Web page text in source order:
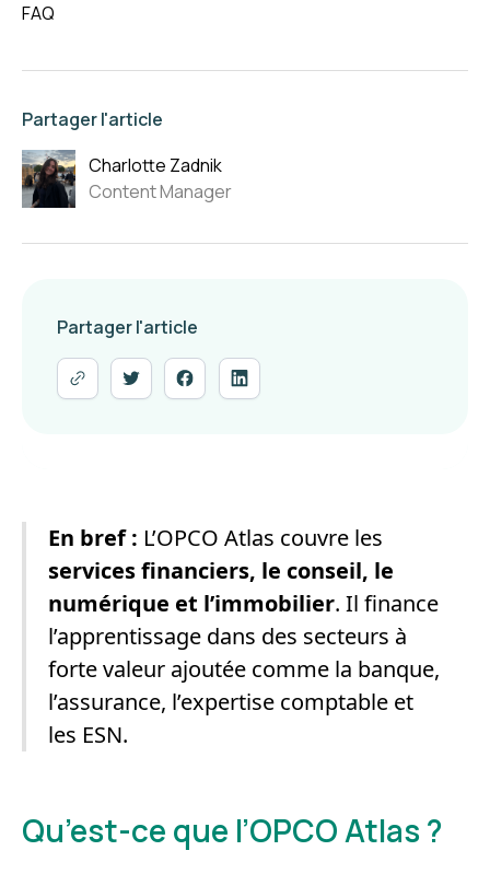
FAQ
Partager l'article
Charlotte Zadnik
Content Manager
Partager l'article
En bref : L’OPCO Atlas couvre les
services financiers, le conseil, le
numérique et l’immobilier. Il finance
l’apprentissage dans des secteurs à
forte valeur ajoutée comme la banque,
l’assurance, l’expertise comptable et
les ESN.
Qu’est-ce que l’OPCO Atlas ?